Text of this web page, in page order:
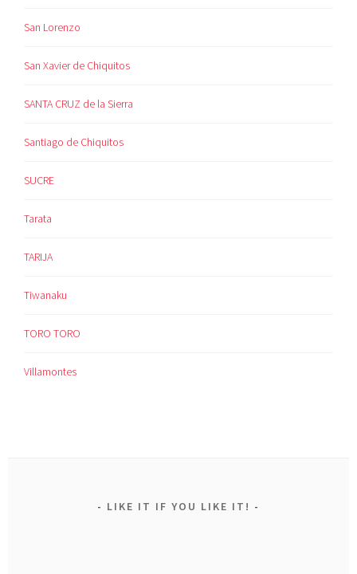
San Lorenzo
San Xavier de Chiquitos
SANTA CRUZ de la Sierra
Santiago de Chiquitos
SUCRE
Tarata
TARIJA
Tiwanaku
TORO TORO
Villamontes
LIKE IT IF YOU LIKE IT!